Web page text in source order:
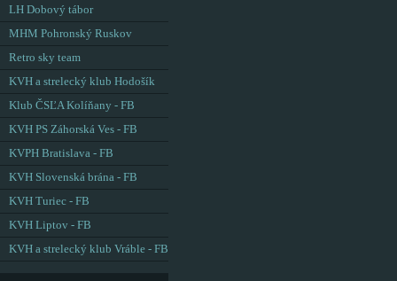
LH Dobový tábor
MHM Pohronský Ruskov
Retro sky team
KVH a strelecký klub Hodošík
Klub ČSĽA Kolíňany - FB
KVH PS Záhorská Ves - FB
KVPH Bratislava - FB
KVH Slovenská brána - FB
KVH Turiec - FB
KVH Liptov - FB
KVH a strelecký klub Vráble - FB